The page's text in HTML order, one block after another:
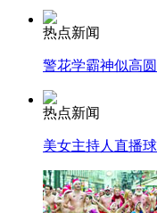
司机酒驾遇交警
热点新闻
警花学霸神似高
热点新闻
美女主持人直播